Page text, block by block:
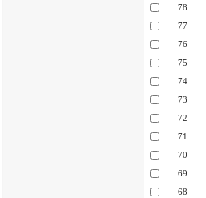
78
77
76
75
74
73
72
71
70
69
68